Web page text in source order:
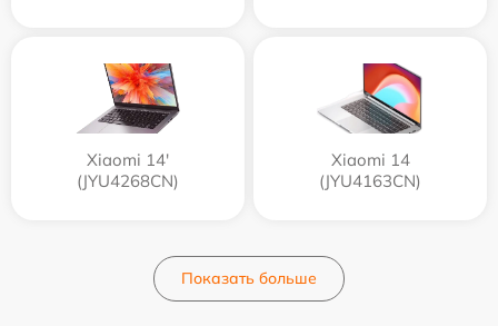
Xiaomi 14'
(JYU4268CN)
Xiaomi 14
(JYU4163CN)
Показать больше